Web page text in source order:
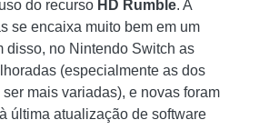
do recurso HD Rumble. A
se encaixa muito bem em um
disso, no Nintendo Switch as
(especialmente as dos
mais variadas), e novas foram
última atualização de software